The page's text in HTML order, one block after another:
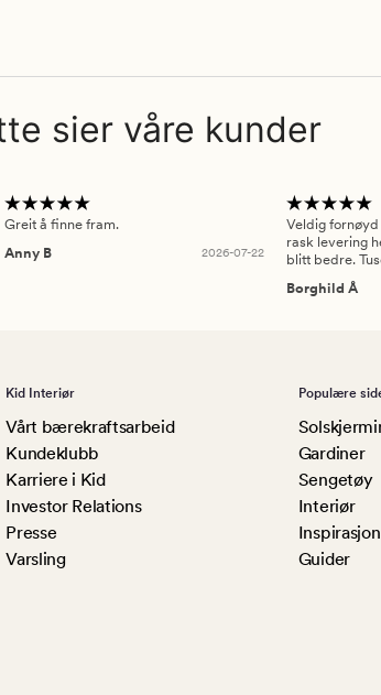
sier våre kunder
Greit å finne fram.
Anny B
2026-07-22
Veldig
rask levering
blitt bedre.
Borghild Å
Kid Interiør
Vårt bærekraftsarbeid
Kundeklubb
Karriere i Kid
Investor Relations
Presse
Varsling
Populære
Gardiner
Sengetøy
Interiør
Inspirasjon
Guider